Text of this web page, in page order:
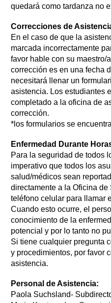
quedará como tardanza no
Correcciones de
En el caso de que la
marcada incorrectamente
favor hable con su maestro/
corrección es en una fecha
necesitará llenar un
asistencia. Los estudiantes
completado a la oficina de
corrección.
*los formularios se
Enfermedad Durante
Para la seguridad de todos
imperativo que todos los
salud/médicos sean
directamente a la Oficina
teléfono celular para llamar
Cuando esto ocurre, el
conocimiento de la
potencial y por lo tanto no
Si tiene cualquier pregunta
y procedimientos, por favor
asistencia.
Personal de Asistencia:
Paola Suchsland-